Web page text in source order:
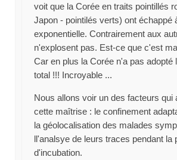
voit que la Corée en traits pointillés
Japon - pointilés verts) ont échappé
exponentielle. Contrairement aux
n'explosent pas. Est-ce que c'est
Car en plus la Corée n'a pas adopté
total !!! Incroyable ...
Nous allons voir un des facteurs qui
cette maîtrise : le confinement
la géolocalisation des malades
ll'analsye de leurs traces pendant la
d'incubation.